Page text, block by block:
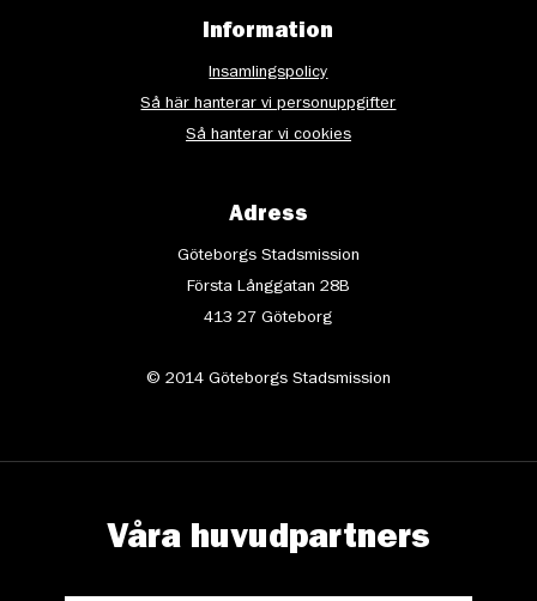
Information
Insamlingspolicy
Så här hanterar vi personuppgifter
Så hanterar vi cookies
Adress
Göteborgs Stadsmission
Första Långgatan 28B
413 27 Göteborg
© 2014 Göteborgs Stadsmission
Våra huvudpartners